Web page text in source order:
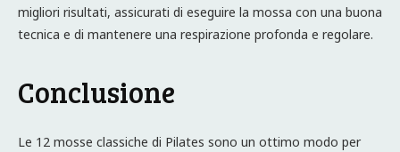
migliori risultati, assicurati di eseguire la mossa con una buona
tecnica e di mantenere una respirazione profonda e regolare.
Conclusione
Le 12 mosse classiche di Pilates sono un ottimo modo per